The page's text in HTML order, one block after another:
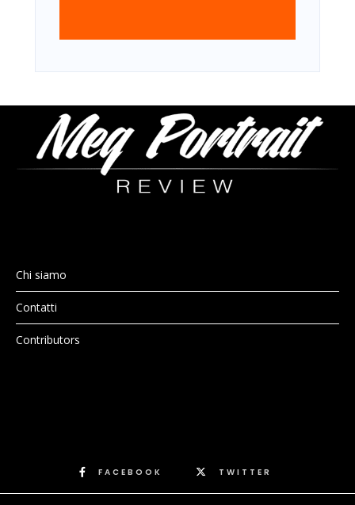
Chi siamo
Contatti
Contributors
FACEBOOK TWITTER